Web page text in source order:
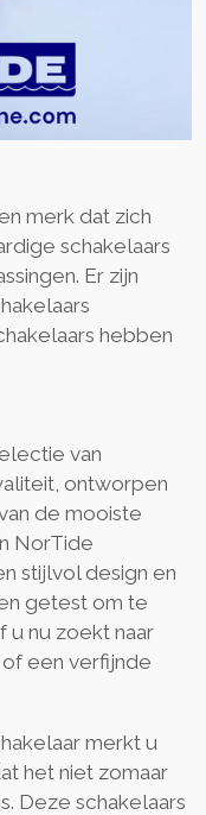
merk dat zich
schakelaars
Er zijn
hebben
van
ontworpen
de mooiste
NorTide
stijlvol design en
getest om te
u nu zoekt naar
een verfijnde
merkt u
het niet zomaar
Deze schakelaars